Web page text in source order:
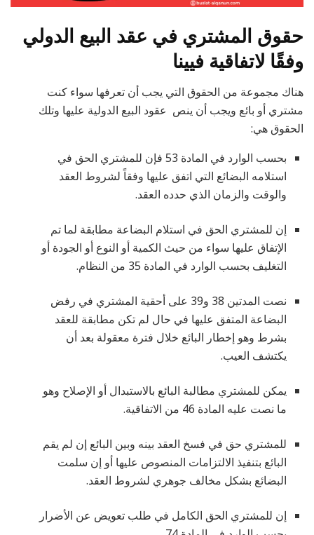
حقوق المشتري في عقد البيع الدولي
وفقًا لاتفاقية فيينا
هناك مجموعة من الحقوق التي يجب أن تعرفها سواء كنت
مشتري أو بائع ويجب أن ينص عقود البيع الدولية عليها وتلك
الحقوق هي:
بحسب الوارد في المادة 53 فإن للمشتري الحق في
استلامه البضائع التي اتفق عليها وفقاً لشروط العقد
والوقت والزمان الذي حدده العقد.
إن للمشتري الحق في استلام البضاعة مطابقة لما تم
الإتفاق عليها سواء من حيث الكمية أو النوع أو الجودة أو
التغليف بحسب الوارد في المادة 35 من النظام.
نصت المدتين 38 و39 على أحقية المشتري في رفض
البضاعة المتفق عليها في حال لم تكن مطابقة للعقد
بشرط وهو إخطار البائع خلال فترة معقولة بعد أن
يكتشف العيب.
يمكن للمشتري مطالبة البائع بالاستبدال أو الإصلاح وهو
ما نصت عليه المادة 46 من الاتفاقية.
للمشتري حق في فسخ العقد بينه وبين البائع إن لم يقم
البائع بتنفيذ الالتزامات المنصوص عليها أو إن سلمت
البضائع بشكل مخالف جوهري لشروط العقد.
إن للمشتري الحق الكامل في طلب تعويض عن الأضرار